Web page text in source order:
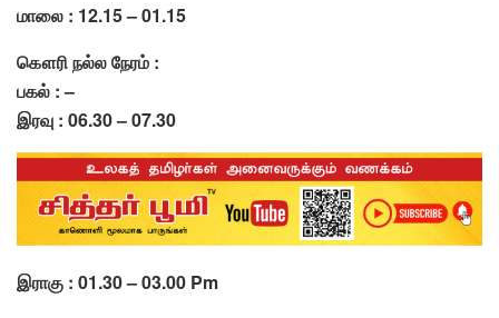
மாலை : 12.15 – 01.15
கௌரி நல்ல நேரம் :
பகல் : –
இரவு : 06.30 – 07.30
இராகு : 01.30 – 03.00 Pm